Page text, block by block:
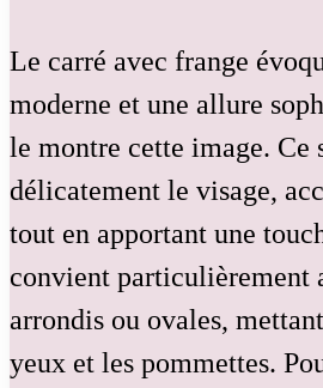
Le carré avec frange
moderne et une allure
le montre cette image. Ce
délicatement le visage,
tout en apportant une
convient particulièrement
arrondis ou ovales,
yeux et les pommettes.